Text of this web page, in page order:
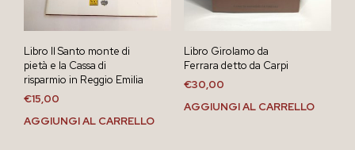
Libro Il Santo monte di
pietà e la Cassa di
risparmio in Reggio Emilia
€15,00
AGGIUNGI AL CARRELLO
Libro Girolamo da
Ferrara detto da Carpi
€30,00
AGGIUNGI AL CARRELLO